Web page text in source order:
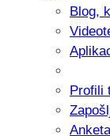
Sony
654
Blog,
Profili
Anketa